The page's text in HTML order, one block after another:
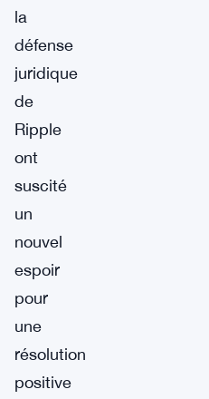
la
défense
juridique
de
Ripple
ont
suscité
un
nouvel
espoir
pour
une
résolution
positive